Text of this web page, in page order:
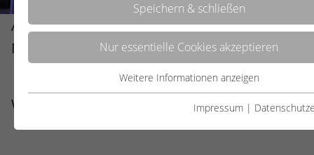
AUSSENSTELLE SPORTBILDUNGSWERK M
ÜNSTER
WIR ÜBER UNS
Speichern & schließen
Nur essentielle Cookies akzeptieren
Essentielle Cookies werden für grundlegende Funktionen der
einwandfrei funktioniert.
Weitere Informationen anzeigen
Impressum |